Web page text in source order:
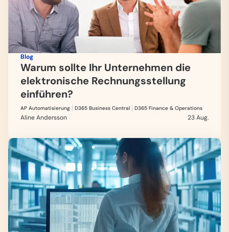
Blog
Warum sollte Ihr Unternehmen die
elektronische Rechnungsstellung
einführen?
AP Automatisierung D365 Business Central D365 Finance & Operations
Aline Andersson 23 Aug.